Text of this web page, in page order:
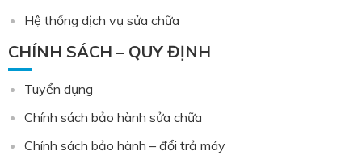
Hệ thống dịch vụ sửa chữa
CHÍNH SÁCH – QUY ĐỊNH
Tuyển dụng
Chính sách bảo hành sửa chữa
Chính sách bảo hành – đổi trả máy